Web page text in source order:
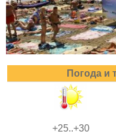
Погода и
+25..+30